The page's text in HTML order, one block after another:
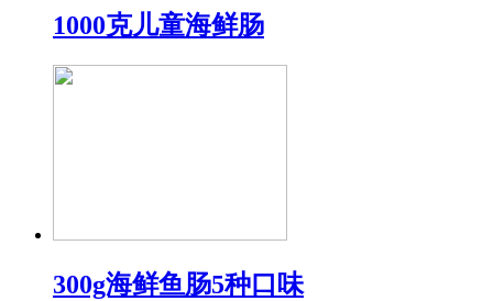
1000克儿童海鲜肠
300g海鲜鱼肠5种口味